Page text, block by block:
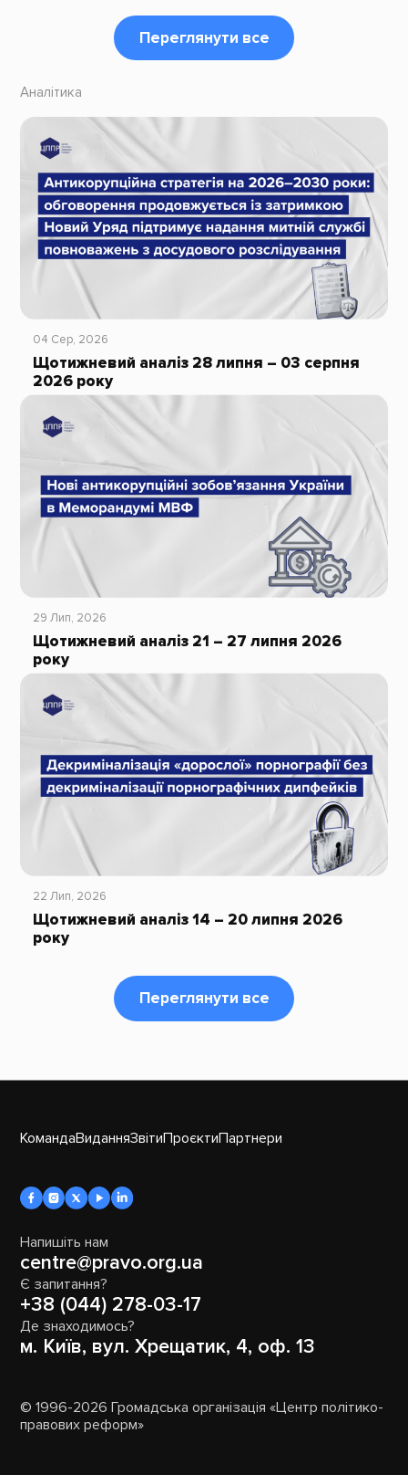
Переглянути все
Аналітика
04 Сер, 2026
Щотижневий аналіз 28 липня – 03 серпня
2026 року
29 Лип, 2026
Щотижневий аналіз 21 – 27 липня 2026
року
22 Лип, 2026
Щотижневий аналіз 14 – 20 липня 2026
року
Переглянути все
КомандаВиданняЗвітиПроєктиПартнери
Напишіть нам
centre@pravo.org.ua
Є запитання?
+38 (044) 278-03-17
Де знаходимось?
м. Київ, вул. Хрещатик, 4, оф. 13
© 1996-2026 Громадська організація «Центр політико-
правових реформ»